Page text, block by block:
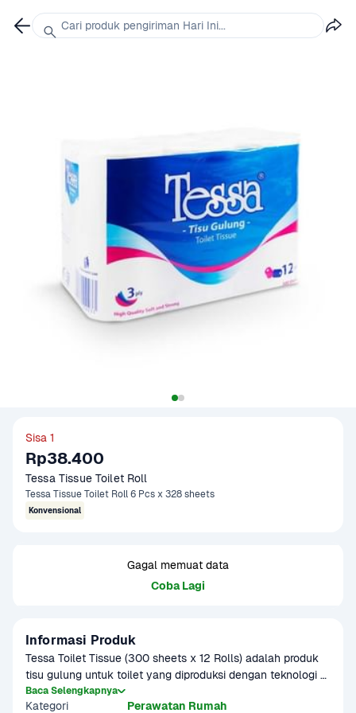
Sisa 1
Rp38.400
Tessa Tissue Toilet Roll
Tessa Tissue Toilet Roll 6 Pcs x 328 sheets
Konvensional
Gagal memuat data
Coba Lagi
Informasi Produk
Tessa Toilet Tissue (300 sheets x 12 Rolls) adalah produk
tisu gulung untuk toilet yang diproduksi dengan teknologi
tinggi tanpa tambahan pewarna, parfum, dan bahan kimia
lainnya. Tisu ini dapat membantu membersihkan kotoran
Baca Selengkapnya
Kategori Perawatan Rumah
Cari produk pengiriman Hari Ini...